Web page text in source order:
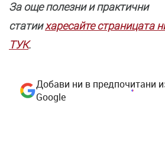
За още полезни и практични
статиихаресайте страницата
ТУК.
Добави ни в предпочитани
Google